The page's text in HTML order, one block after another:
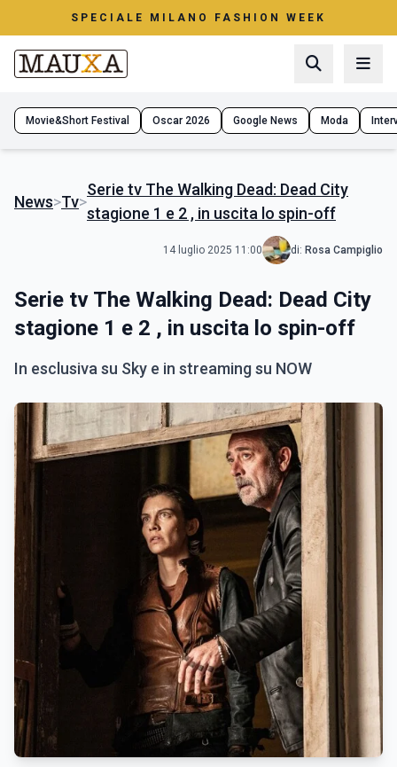
SPECIALE MILANO FASHION WEEK
Movie&Short Festival Oscar 2026 Google News Moda
News>Tv>
Serie tv The Walking Dead: Dead City
stagione 1 e 2 , in uscita lo spin-off
14 luglio 2025 11:00 di: Rosa Campiglio
Serie tv The Walking Dead: Dead City
stagione 1 e 2 , in uscita lo spin-off
In esclusiva su Sky e in streaming su NOW